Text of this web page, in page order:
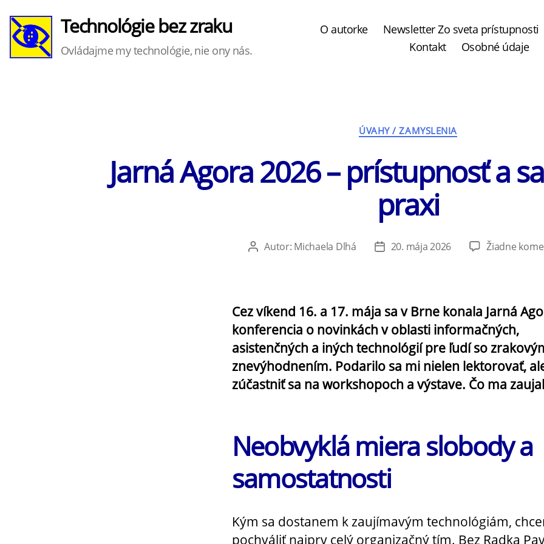
Technológie bez zraku
Ovládajme my technológie, nie ony nás.
O autorke Newsletter Zo sveta prístupnosti
Kontakt
Osobné údaje
Kategórie
ÚVAHY / ZAMYSLENIA
Jarná Agora 2026 – prístupnosť a
praxi
AutorAutor: Michaela Dlhá
Dátum
20. mája 2026 Žiadne
Cez víkend 16. a 17. mája sa v Brne konala Jarná
konferencia o novinkách v oblasti informačných,
asistenčných a iných technológií pre ľudí so
znevýhodnením. Podarilo sa mi nielen lektorovať,
zúčastniť sa na workshopoch a výstave. Čo ma
Neobvyklá miera slobody a
samostatnosti
Kým sa dostanem k zaujímavým technológiám,
pochváliť najprv celý organizačný tím. Bez Radka